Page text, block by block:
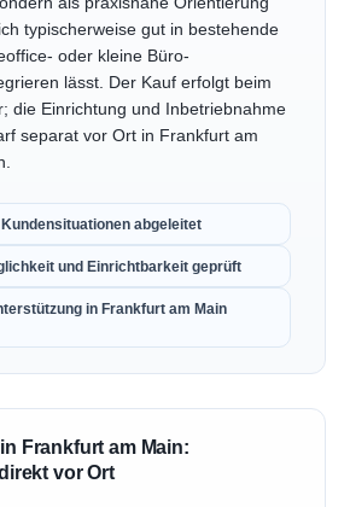
typischerweise gut in bestehende
oder kleine Büro-
lässt. Der Kauf erfolgt beim
die Einrichtung und Inbetriebnahme
separat vor Ort in Frankfurt am
abgeleitet
und Einrichtbarkeit geprüft
in Frankfurt am Main
Frankfurt am Main:
vor Ort